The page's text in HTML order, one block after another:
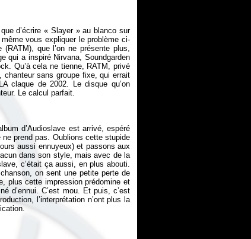
d’écrire « Slayer » au blanco sur
vous expliquer le problème ci-
que l’on ne présente plus,
qui a inspiré Nirvana, Soundgarden
Qu’à cela ne tienne, RATM, privé
chanteur sans groupe fixe, qui errait
claque de 2002. Le disque qu’on
d’Audioslave est arrivé, espéré
prend pas. Oublions cette stupide
aussi ennuyeux) et passons aux
dans son style, mais avec de la
c’était ça aussi, en plus abouti.
on sent une petite perte de
plus cette impression prédomine et
d’ennui. C’est mou. Et puis, c’est
l’interprétation n’ont plus la